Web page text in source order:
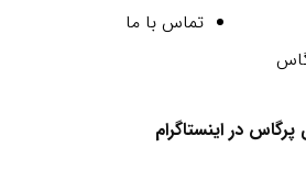
تماس با ما
پرگاس در اینستاگرام